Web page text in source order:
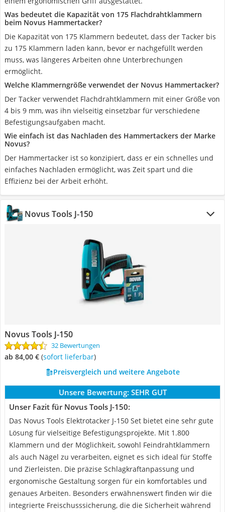
Was bedeutet die Kapazität von 175 Flachdrahtklammern
beim Novus Hammertacker?
Die Kapazität von 175 Klammern bedeutet, dass der Tacker bis
zu 175 Klammern laden kann, bevor er nachgefüllt werden
muss, was längeres Arbeiten ohne Unterbrechungen
ermöglicht.
Welche Klammerngröße verwendet der Novus Hammertacker?
Der Tacker verwendet Flachdrahtklammern mit einer Größe von
4 bis 9 mm, was ihn vielseitig einsetzbar für verschiedene
Befestigungsaufgaben macht.
Wie einfach ist das Nachladen des Hammertackers der Marke
Novus?
Der Hammertacker ist so konzipiert, dass er ein schnelles und
einfaches Nachladen ermöglicht, was Zeit spart und die
Effizienz bei der Arbeit erhöht.
Novus Tools J-150
Novus Tools J-150
32 Bewertungen
ab 84,00 € ( Sofort lieferbar)
Preisvergleich und weitere Angebote
Unsere Bewertung: SEHR GUT
Unser Fazit für Novus Tools J-150:
Das Novus Tools Elektrotacker J-150 Set bietet eine sehr gute
Lösung für vielseitige Befestigungsprojekte. Mit 1.800
Klammern und der Möglichkeit, sowohl Feindrahtklammern
als auch Nägel zu verarbeiten, eignet es sich ideal für Stoffe
und Zierleisten. Die präzise Schlagkraftanpassung und
ergonomische Gestaltung sorgen für ein komfortables und
genaues Arbeiten. Besonders erwähnenswert finden wir die
integrierte Freischusssicherung, die die Sicherheit während